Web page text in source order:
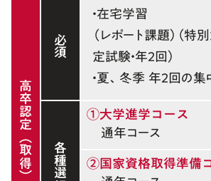
高卒認定（取得）
必須
・在宅学習
（レポート課題）（特
定試験・年2回）
・夏、冬季 年2回の
①大学進学コース
通年コース
②国家資格取得準備